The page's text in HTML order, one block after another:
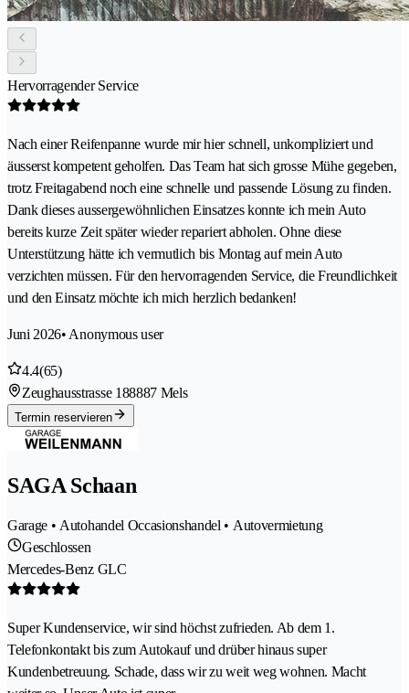
Hervorragender Service
Nach einer Reifenpanne wurde mir hier schnell, unkompliziert und
äusserst kompetent geholfen. Das Team hat sich grosse Mühe gegeben,
trotz Freitagabend noch eine schnelle und passende Lösung zu finden.
Dank dieses aussergewöhnlichen Einsatzes konnte ich mein Auto
bereits kurze Zeit später wieder repariert abholen. Ohne diese
Unterstützung hätte ich vermutlich bis Montag auf mein Auto
verzichten müssen. Für den hervorragenden Service, die Freundlichkeit
und den Einsatz möchte ich mich herzlich bedanken!
Juni 2026• Anonymous user
4.4(65)
Zeughausstrasse 188887 Mels
Termin reservieren
SAGA Schaan
Garage • Autohandel Occasionshandel • Autovermietung
Geschlossen
Mercedes-Benz GLC
Super Kundenservice, wir sind höchst zufrieden. Ab dem 1.
Telefonkontakt bis zum Autokauf und drüber hinaus super
Kundenbetreuung. Schade, dass wir zu weit weg wohnen. Macht